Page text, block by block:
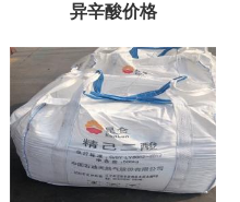
异辛酸价格